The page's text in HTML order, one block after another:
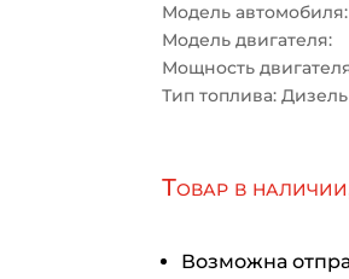
Модель автомобиля:
Модель двигателя:
Мощность
Тип топлива: Дизель
Товар в
Возможна